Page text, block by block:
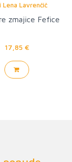
Lena Lavrenčič
zmajice Fefice
17,85 €